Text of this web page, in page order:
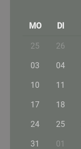
MO DI
25 26
03 04
10 11
17 18
24 25
31 01